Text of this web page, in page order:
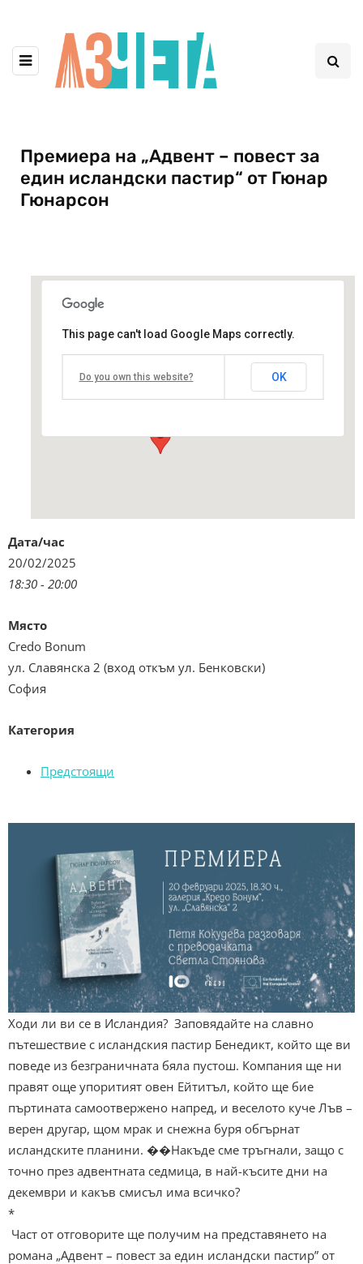
Премиера на „Адвент – повест за
един исландски пастир“ от Гюнар
Гюнарсон
ул. Славянска 2 (вход откъм ул. Бенковски) -
София
This page can't load Google Maps correctly.
Do you own this website? OK
Дата/час
20/02/2025
18:30 - 20:00
Място
Credo Bonum
ул. Славянска 2 (вход откъм ул. Бенковски)
София
Категория
Предстоящи
Ходи ли ви се в Исландия? Заповядайте на славно
пътешествие с исландския пастир Бенедикт, който ще ви
поведе из безграничната бяла пустош. Компания ще ни
правят още упоритият овен Ейтитъл, който ще бие
пъртината самоотвержено напред, и веселото куче Лъв –
верен другар, щом мрак и снежна буря обгърнат
исландските планини. ��Накъде сме тръгнали, защо с
точно през адвентната седмица, в най-късите дни на
декември и какъв смисъл има всичко?
*
Част от отговорите ще получим на представянето на
романа „Адвент – повест за един исландски пастир” от